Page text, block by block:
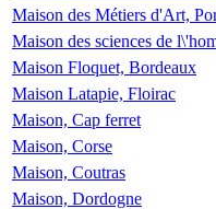
Maison des Métiers d'Art,
Maison des sciences de
Maison Floquet, Bordeaux
Maison Latapie, Floirac
Maison, Cap ferret
Maison, Corse
Maison, Coutras
Maison, Dordogne